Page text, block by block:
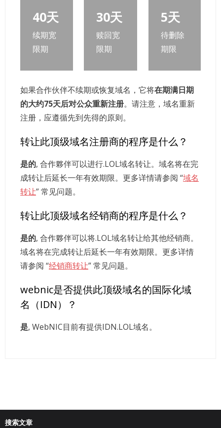
40天
续期宽
限期
30天
赎回宽
限期
5天
待删除
期限
如果合作伙伴不续期或恢复域名，它将在期满日期
的大约75天后对公众重新注册。请注意，域名重新
注册，应遵循先到先得的原则。
转让此顶级域名注册商的程序是什么？
是的, 合作夥伴可以进行.LOL域名转让。域名将在完
成转让后延长一年有效期限。更多详情请参阅 “域名
转让” 常见问题。
转让此顶级域名经销商的程序是什么？
是的, 合作夥伴可以将.LOL域名转让给其他经销商。
域名将在完成转让后延长一年有效期限。更多详情
请参阅 “经销商转让” 常见问题。
webnic是否提供此顶级域名的国际化域
名（IDN）？
是, WebNIC目前有提供IDN.LOL域名。
搜索文章